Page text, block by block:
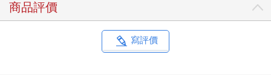
商品評價
寫評價